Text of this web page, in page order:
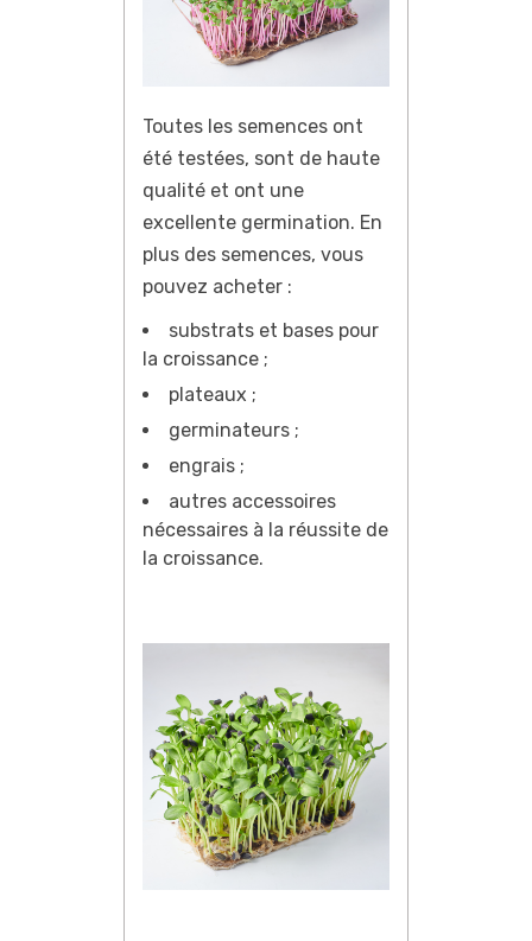
Toutes les semences ont
été testées, sont de haute
qualité et ont une
excellente germination. En
plus des semences, vous
pouvez acheter :
substrats et bases pour
la croissance ;
plateaux ;
germinateurs ;
engrais ;
autres accessoires
nécessaires à la réussite de
la croissance.